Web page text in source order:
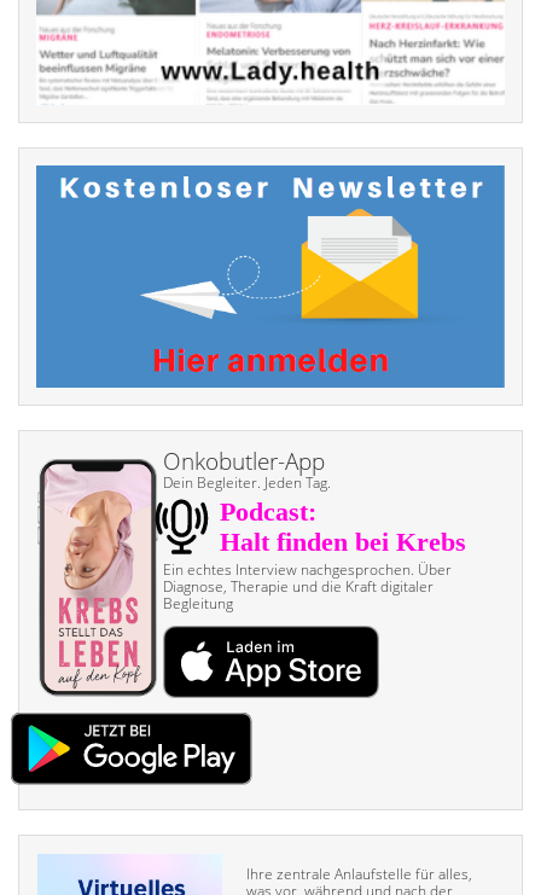
Onkobutler-App
Dein Begleiter. Jeden Tag.
Ein echtes Interview nach­gesprochen. Über
Diagnose, Therapie und die Kraft digitaler
Begleitung
Ihre zentrale Anlaufstelle für alles,
was vor, während und nach der